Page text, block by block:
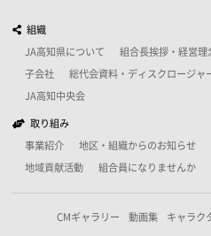
組織
JA高知県について 組合長挨拶・経営理
子会社 総代会資料・ディスクロージャ
JA高知中央会
取り組み
事業紹介 地区・組織からのお知らせ
地域貢献活動 組合員になりませんか
CMギャラリー 動画集 キャラク